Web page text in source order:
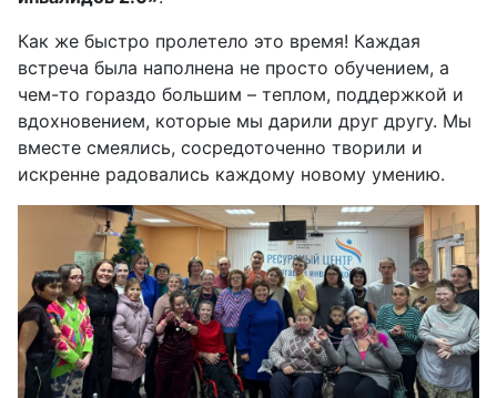
Как же быстро пролетело это время! Каждая
встреча была наполнена не просто обучением, а
чем-то гораздо большим – теплом, поддержкой и
вдохновением, которые мы дарили друг другу. Мы
вместе смеялись, сосредоточенно творили и
искренне радовались каждому новому умению.